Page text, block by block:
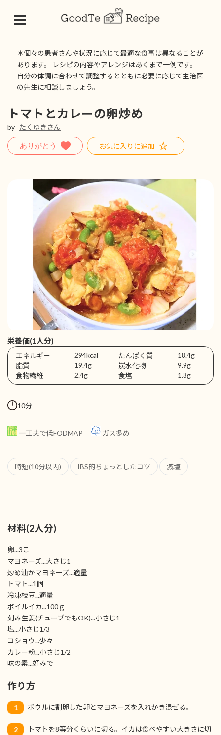
＊個々の患者さんや状況に応じて最適な食事は異なることが
あります。 レシピの内容やアレンジはあくまで一例です。
自分の体調に合わせて調整するとともに必要に応じて主治医
の先生に相談しましょう。
トマトとカレーの卵炒め
by たくゆきさん
お気に入りに追加
栄養価(1人分)
エネルギー 294kcal たんぱく質
18.4g
脂質
19.4g 炭水化物
9.9g
食物繊維
2.4g 食塩 1.8g
10分
一工夫で低FODMAP ガス多め
時短(10分以内) IBS的ちょっとしたコツ 減塩
材料(2人分)
卵...3こ
マヨネーズ...大さじ1
炒め油かマヨネーズ...適量
トマト...1個
冷凍枝豆...適量
ボイルイカ...100ｇ
刻み生姜(チューブでもOK)...小さじ1
塩...小さじ1/3
コショウ...少々
カレー粉...小さじ1/2
味の素...好みで
作り方
1 ボウルに割卵した卵とマヨネーズを入れかき混ぜる。
2
トマトを8等分くらいに切る。イカは食べやすい大きさに切